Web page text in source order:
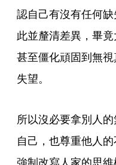
認自己有沒有任何
此並釐清差異，畢
甚至僵化頑固到無
失望。
所以沒必要拿別人
自己，也尊重他人
強制改寫人家的思